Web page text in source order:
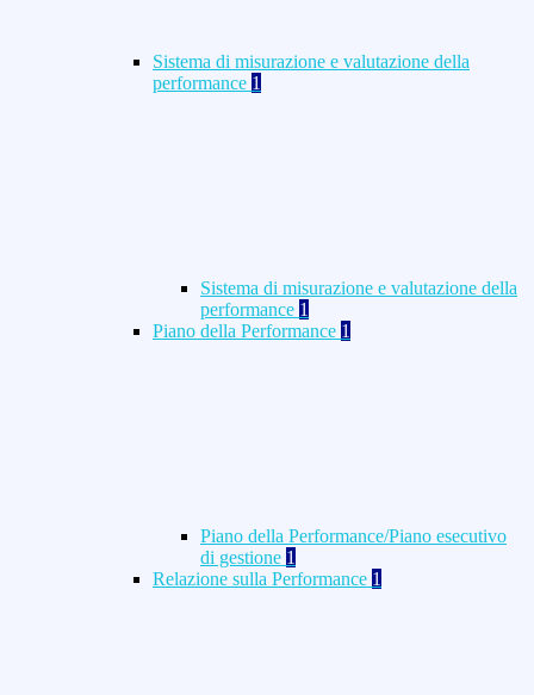
Sistema di misurazione e valutazione della
performance 1
Sistema di misurazione e valutazione della
performance 1
Piano della Performance 1
Piano della Performance/Piano esecutivo
di gestione 1
Relazione sulla Performance 1